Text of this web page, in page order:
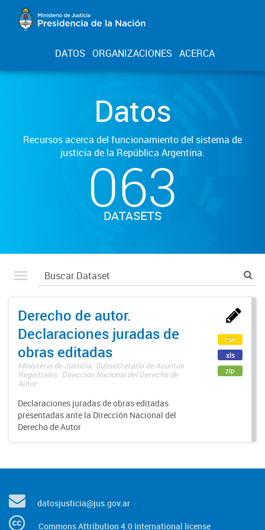
DATOS ORGANIZACIONES ACERCA
Datos
Recursos acerca del funcionamiento del sistema de
justicia de la República Argentina.
063
DATASETS
Derecho de autor.
Declaraciones juradas de
obras editadas
Ministerio de Justicia. Subsecretaría de Asuntos
Registrales. Dirección Nacional del Derecho de
Autor
Declaraciones juradas de obras editadas
presentadas ante la Dirección Nacional del
Derecho de Autor
csv
xls
zip
datosjusticia@jus.gov.ar
Commons Attribution 4.0 International license